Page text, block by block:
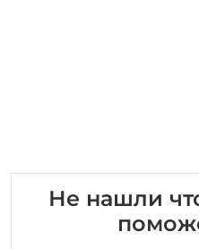
Не нашли